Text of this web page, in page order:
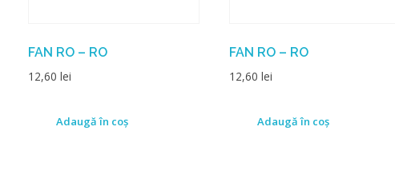
FAN RO – RO
12,60 lei
Adaugă în coș
FAN RO – RO
12,60 lei
Adaugă în coș